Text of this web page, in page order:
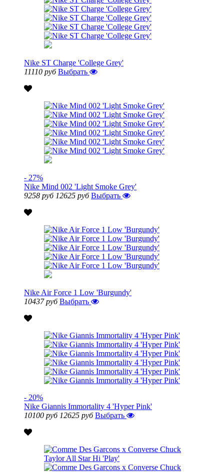
Nike ST Charge 'College Grey'
11110 руб Выбрать
- 27%
Nike Mind 002 'Light Smoke Grey'
9258 руб 12625 руб Выбрать
Nike Air Force 1 Low 'Burgundy'
10437 руб Выбрать
- 20%
Nike Giannis Immortality 4 'Hyper Pink'
10100 руб 12625 руб Выбрать